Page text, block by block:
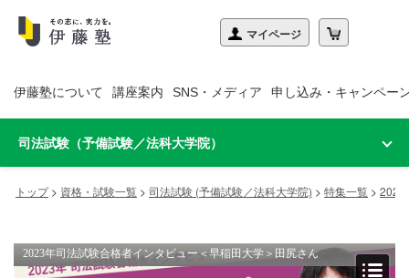
伊藤塾について 講座案内 SNS・メディア 申し込み・キャンペー
司法試験（予備試験／法科大学院）
トップ> 資格・試験一覧 > 司法試験 (予備試験／法科大学院) > 特集一覧 > 2023